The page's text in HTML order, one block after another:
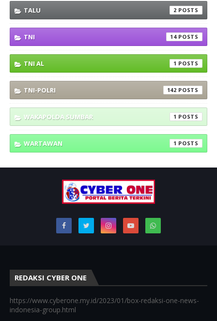
TALU 2
TNI 14
TNI AL 1
TNI-POLRI 142
WAKAPOLDA SUMBAR 1
WARTAWAN 1
REDAKSI CYBER ONE
https://www.cyberone.my.id/2023/01/box-redaksi-one-news-
indonesia-group.html